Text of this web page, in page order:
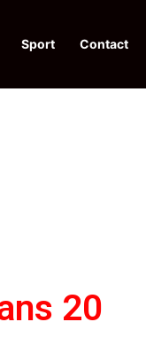
Sport Contact
de trafiquants
20